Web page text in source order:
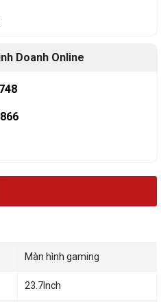
Doanh Online
Màn hình gaming
23.7Inch